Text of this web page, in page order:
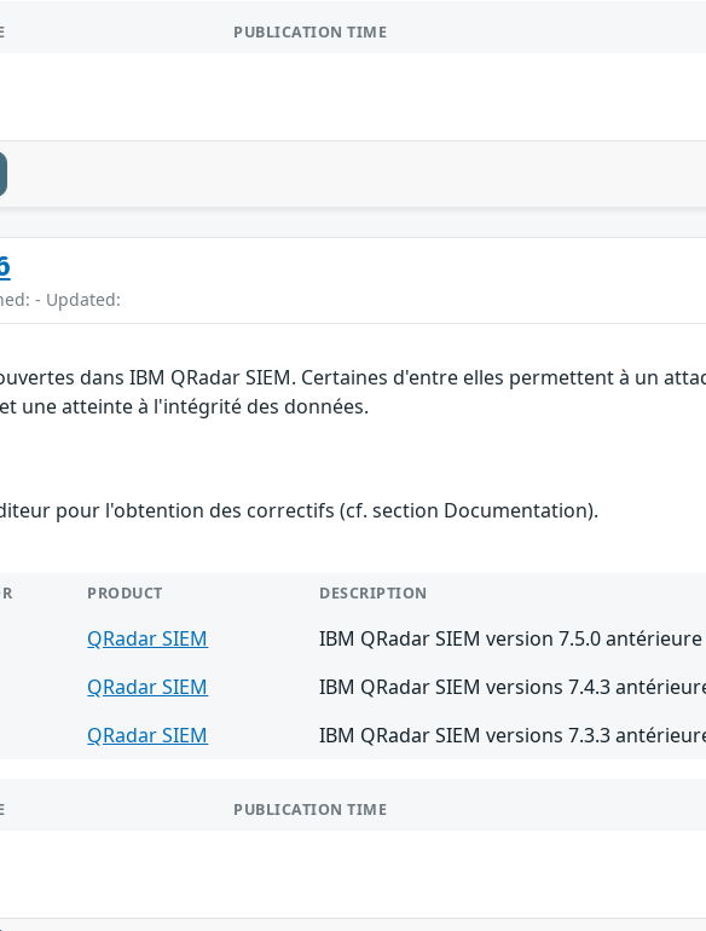
PUBLICATION TIME
- Updated:
dans IBM QRadar SIEM. Certaines d'entre elles permettent à un
une atteinte à l'intégrité des données.
pour l'obtention des correctifs (cf. section Documentation).
PRODUCT DESCRIPTION
QRadar SIEM
IBM QRadar SIEM version 7.5.0 antérieure
QRadar SIEM
IBM QRadar SIEM versions 7.4.3
QRadar SIEM IBM QRadar SIEM versions 7.3.3
PUBLICATION TIME